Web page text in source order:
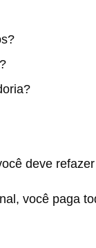
?
deve
você paga